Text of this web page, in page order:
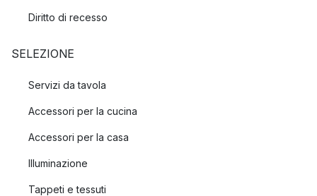
Diritto di recesso
SELEZIONE
Servizi da tavola
Accessori per la cucina
Accessori per la casa
Illuminazione
Tappeti e tessuti